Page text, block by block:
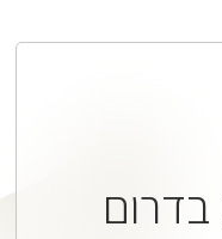
בדרום